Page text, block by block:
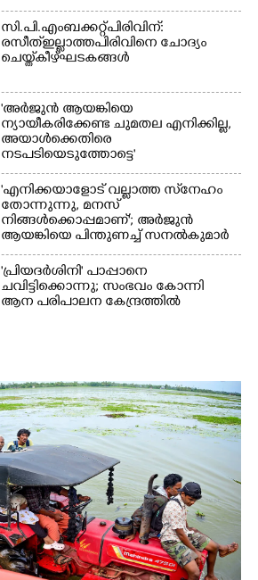
സി.പി.എം ബക്കറ്റ് പിരിവിന്:
രസീത് ഇല്ലാത്ത പിരിവിനെ ചോദ്യം
ചെയ്ത് കീഴ്ഘടകങ്ങൾ
'അർജുൻ ആയങ്കിയെ
ന്യായീകരിക്കേണ്ട ചുമതല എനിക്കില്ല,
അയാൾക്കെതിരെ
നടപടിയെടുത്തോട്ടെ'
'എനിക്കയാളോട് വല്ലാത്ത സ്‌നേഹം
തോന്നുന്നു, മനസ്
നിങ്ങൾക്കൊപ്പമാണ്'; അർജുൻ
ആയങ്കിയെ പിന്തുണച്ച് സനൽകുമാർ
'പ്രിയദർശിനി' പാപ്പാനെ
ചവിട്ടിക്കൊന്നു; സംഭവം കോന്നി
ആന പരിപാലന കേന്ദ്രത്തിൽ